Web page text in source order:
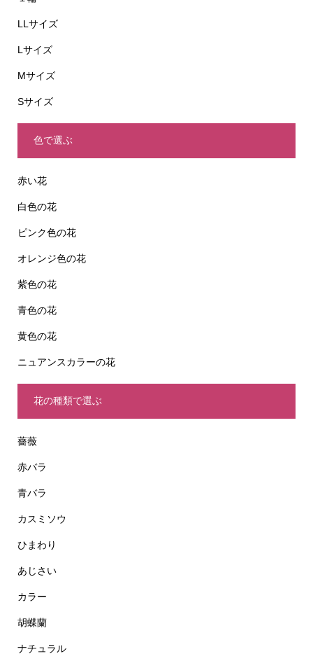
LLサイズ
Lサイズ
Mサイズ
Sサイズ
色で選ぶ
赤い花
白色の花
ピンク色の花
オレンジ色の花
紫色の花
青色の花
黄色の花
ニュアンスカラーの花
花の種類で選ぶ
薔薇
赤バラ
青バラ
カスミソウ
ひまわり
あじさい
カラー
胡蝶蘭
ナチュラル